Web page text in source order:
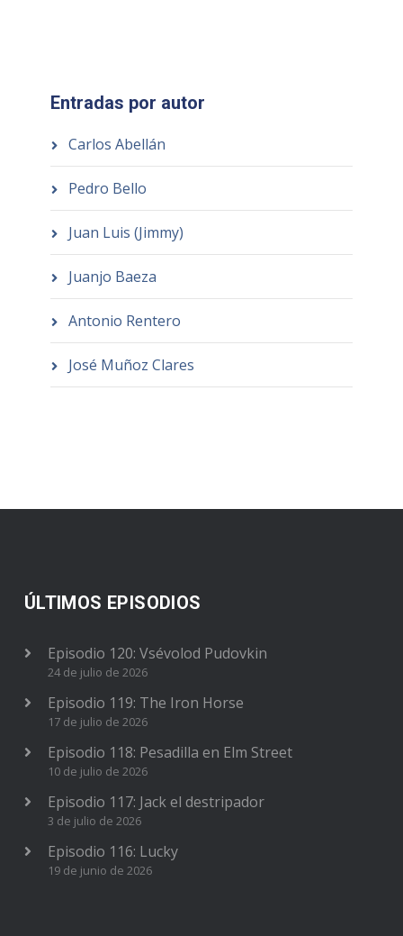
Entradas por autor
Carlos Abellán
Pedro Bello
Juan Luis (Jimmy)
Juanjo Baeza
Antonio Rentero
José Muñoz Clares
ÚLTIMOS EPISODIOS
Episodio 120: Vsévolod Pudovkin
24 de julio de 2026
Episodio 119: The Iron Horse
17 de julio de 2026
Episodio 118: Pesadilla en Elm Street
10 de julio de 2026
Episodio 117: Jack el destripador
3 de julio de 2026
Episodio 116: Lucky
19 de junio de 2026